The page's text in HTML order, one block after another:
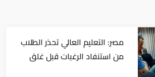
مصر: التعليم العالي تحذر الطلاب
من استنفاد الرغبات قبل غلق